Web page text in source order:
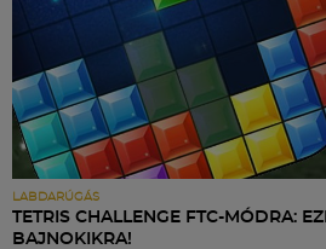
LABDARÚGÁS
TETRIS CHALLENGE FTC-MÓDRA:
BAJNOKIKRA!